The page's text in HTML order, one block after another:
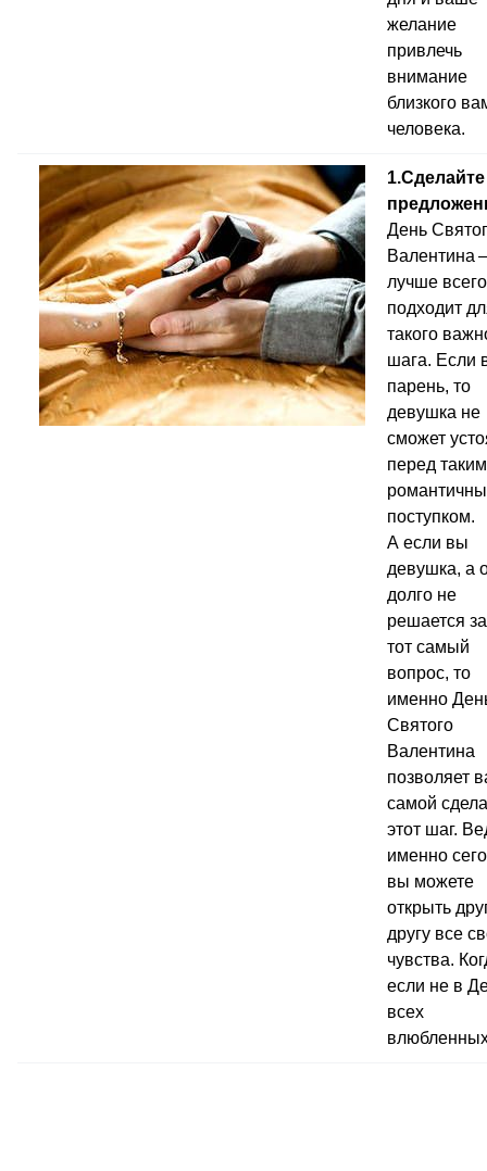
желание
привлечь
внимание
близкого
человека.
1.Сделайте
День
Валентина
лучше всего
подходит
такого
шага. Если
парень, то
девушка не
сможет
перед таким
поступком.
А если вы
девушка, а
долго не
решается
тот самый
вопрос, то
именно
Святого
Валентина
позволяет
самой
этот шаг.
именно
вы можете
открыть
другу все
чувства.
если не в
всех